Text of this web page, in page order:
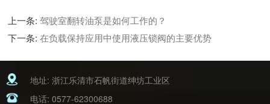
上一条:驾驶室翻转油泵是如何工作的？
下一条:在负载保持应用中使用液压锁阀的主要优势
地址: 浙江乐清市石帆街道绅坊工业区
电话: 0577-62300688